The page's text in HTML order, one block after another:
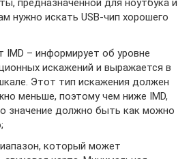
предназначенной для ноутбука и
нужно искать USB-чип хорошего
IMD – информирует об уровне
искажений и выражается в
Этот тип искажения должен
меньше, поэтому чем ниже IMD,
значение должно быть как можно
который может